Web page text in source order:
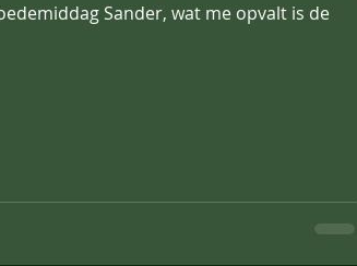
Sander, wat me opvalt is de